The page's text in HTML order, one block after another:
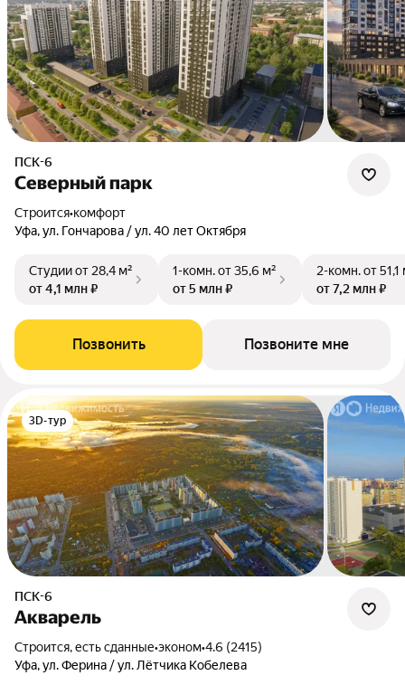
ПСК-6
Северный парк
Строится•комфорт
Уфа, ул. Гончарова / ул. 40 лет Октября
Студииот 28,4 м²
от 4,1 млн ₽
1-комн.от 35,6 м²
от 5 млн ₽
2-комн.от 51,1
от 7,2 млн ₽
Позвонить Позвоните мне
3D-тур
ПСК-6
Акварель
Строится, есть сданные•эконом•4.6 (2415)
Уфа, ул. Ферина / ул. Лётчика Кобелева